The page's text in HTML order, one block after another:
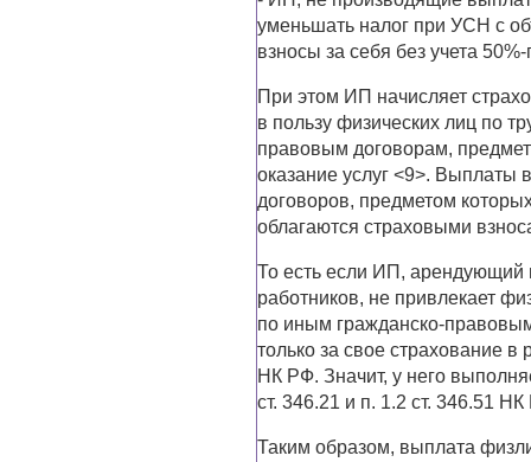
уменьшать налог при УСН с
взносы за себя без учета
При этом ИП начисляет
в пользу физических лиц по
правовым договорам,
оказание услуг <9>. Выплаты
договоров, предметом
облагаются страховыми
То есть если ИП,
работников, не привлекает
по иным гражданско-
только за свое страхование в
НК РФ. Значит, у него
ст. 346.21 и п. 1.2 ст. 346.51
Таким образом, выплата